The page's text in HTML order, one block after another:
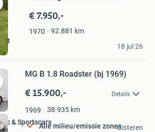
€ 7.950,-
1970 92.881 km
18 jul 26
MG B 1.8 Roadster (bj 1969)
€ 15.900,- Details
1969 38.935 km
Alle milieu/emissie zones
& Sportscars
Gisteren